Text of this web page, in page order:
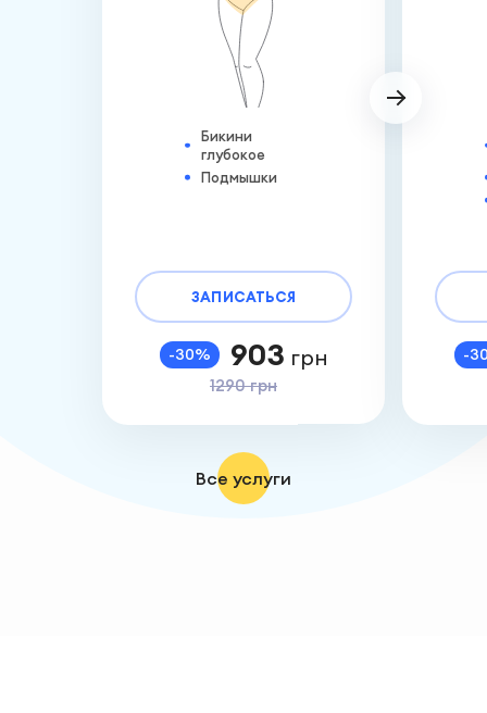
Бикини
глубокое
Подмышки
ЗАПИСАТЬСЯ
-30% 903 грн
1290 грн
-
Все услуги